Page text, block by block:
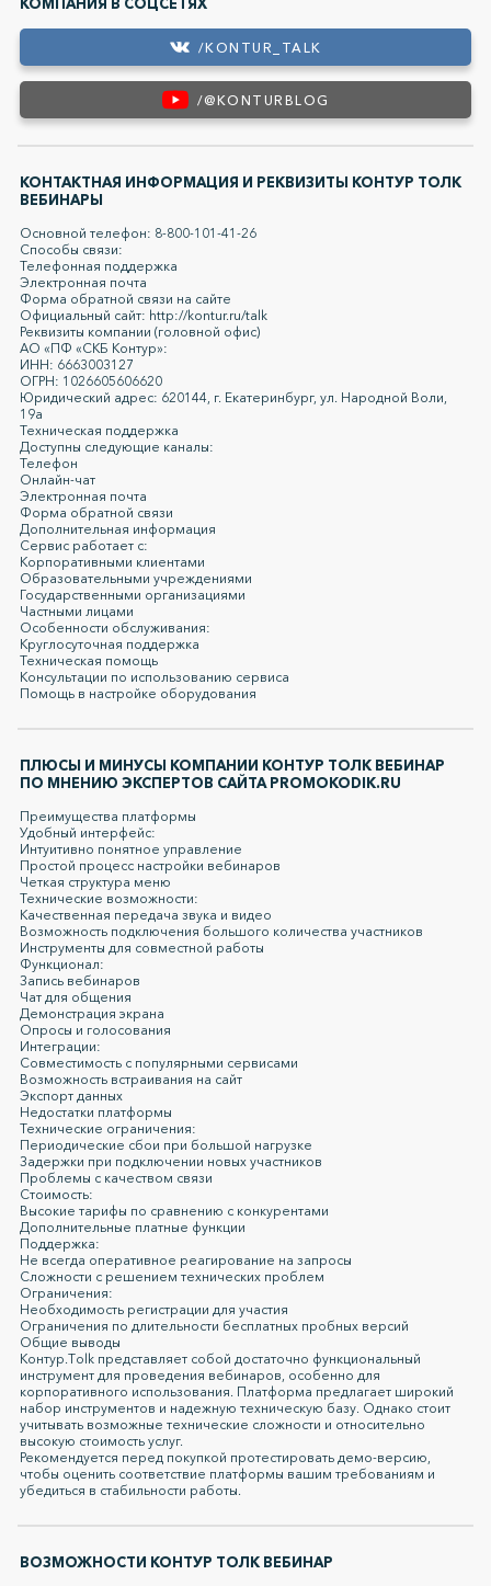
КОМПАНИЯ В СОЦСЕТЯХ
/KONTUR_TALK
/@KONTURBLOG
КОНТАКТНАЯ ИНФОРМАЦИЯ И РЕКВИЗИТЫ КОНТУР ТОЛК
ВЕБИНАРЫ
Основной телефон: 8-800-101-41-26
Способы связи:
Телефонная поддержка
Электронная почта
Форма обратной связи на сайте
Официальный сайт: http://kontur.ru/talk
Реквизиты компании (головной офис)
АО «ПФ «СКБ Контур»:
ИНН: 6663003127
ОГРН: 1026605606620
Юридический адрес: 620144, г. Екатеринбург, ул. Народной Воли,
19а
Техническая поддержка
Доступны следующие каналы:
Телефон
Онлайн-чат
Электронная почта
Форма обратной связи
Дополнительная информация
Сервис работает с:
Корпоративными клиентами
Образовательными учреждениями
Государственными организациями
Частными лицами
Особенности обслуживания:
Круглосуточная поддержка
Техническая помощь
Консультации по использованию сервиса
Помощь в настройке оборудования
ПЛЮСЫ И МИНУСЫ КОМПАНИИ КОНТУР ТОЛК ВЕБИНАР
ПО МНЕНИЮ ЭКСПЕРТОВ САЙТА PROMOKODIK.RU
Преимущества платформы
Удобный интерфейс:
Интуитивно понятное управление
Простой процесс настройки вебинаров
Четкая структура меню
Технические возможности:
Качественная передача звука и видео
Возможность подключения большого количества участников
Инструменты для совместной работы
Функционал:
Запись вебинаров
Чат для общения
Демонстрация экрана
Опросы и голосования
Интеграции:
Совместимость с популярными сервисами
Возможность встраивания на сайт
Экспорт данных
Недостатки платформы
Технические ограничения:
Периодические сбои при большой нагрузке
Задержки при подключении новых участников
Проблемы с качеством связи
Стоимость:
Высокие тарифы по сравнению с конкурентами
Дополнительные платные функции
Поддержка:
Не всегда оперативное реагирование на запросы
Сложности с решением технических проблем
Ограничения:
Необходимость регистрации для участия
Ограничения по длительности бесплатных пробных версий
Общие выводы
Контур.Тolk представляет собой достаточно функциональный
инструмент для проведения вебинаров, особенно для
корпоративного использования. Платформа предлагает широкий
набор инструментов и надежную техническую базу. Однако стоит
учитывать возможные технические сложности и относительно
высокую стоимость услуг.
Рекомендуется перед покупкой протестировать демо-версию,
чтобы оценить соответствие платформы вашим требованиям и
убедиться в стабильности работы.
ВОЗМОЖНОСТИ КОНТУР ТОЛК ВЕБИНАР